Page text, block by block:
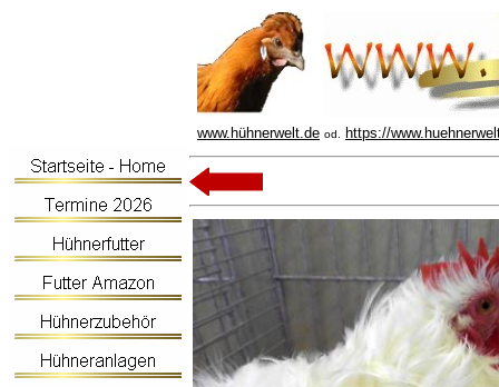
www.hühnerwelt.de od. https://